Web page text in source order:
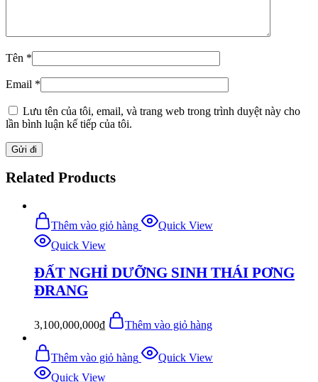
Tên *
Email *
Lưu tên của tôi, email, và trang web trong trình duyệt này cho
lần bình luận kế tiếp của tôi.
Related Products
Thêm vào giỏ hàng
Quick View
Quick View
ĐẤT NGHỈ DƯỠNG SINH THÁI PƠNG
ĐRANG
3,100,000,000₫ Thêm vào giỏ hàng
Thêm vào giỏ hàng
Quick View
Quick View